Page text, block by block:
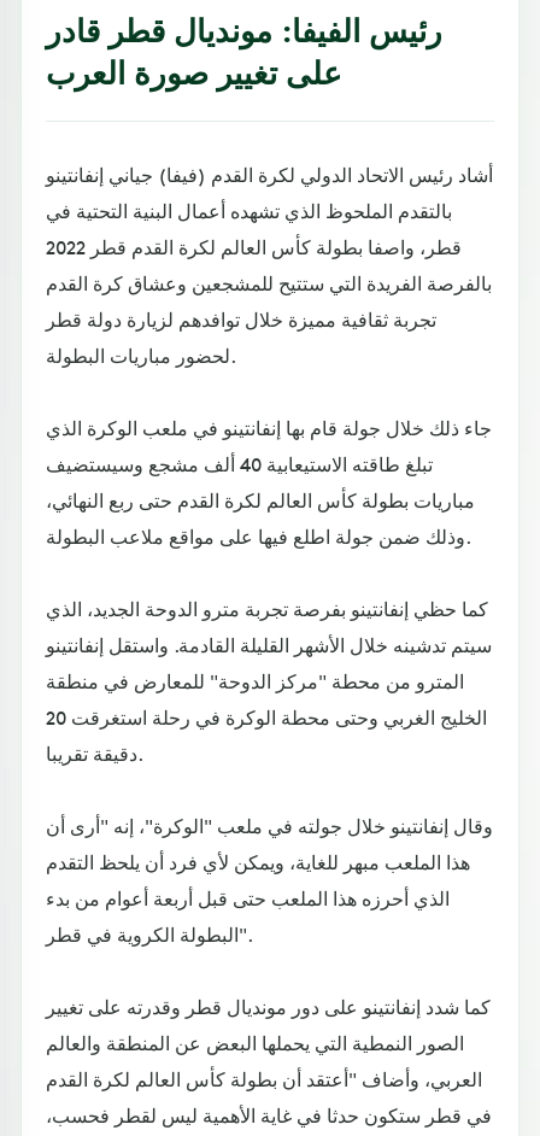
رئيس الفيفا: مونديال قطر قادر
على تغيير صورة العرب
أشاد رئيس الاتحاد الدولي لكرة القدم (فيفا) جياني إنفانتينو
بالتقدم الملحوظ الذي تشهده أعمال البنية التحتية في
قطر، واصفا بطولة كأس العالم لكرة القدم قطر 2022
بالفرصة الفريدة التي ستتيح للمشجعين وعشاق كرة القدم
تجربة ثقافية مميزة خلال توافدهم لزيارة دولة قطر
لحضور مباريات البطولة.
جاء ذلك خلال جولة قام بها إنفانتينو في ملعب الوكرة الذي
تبلغ طاقته الاستيعابية 40 ألف مشجع وسيستضيف
مباريات بطولة كأس العالم لكرة القدم حتى ربع النهائي،
وذلك ضمن جولة اطلع فيها على مواقع ملاعب البطولة.
كما حظي إنفانتينو بفرصة تجربة مترو الدوحة الجديد، الذي
سيتم تدشينه خلال الأشهر القليلة القادمة. واستقل إنفانتينو
المترو من محطة "مركز الدوحة" للمعارض في منطقة
الخليج الغربي وحتى محطة الوكرة في رحلة استغرقت 20
دقيقة تقريبا.
وقال إنفانتينو خلال جولته في ملعب "الوكرة"، إنه "أرى أن
هذا الملعب مبهر للغاية، ويمكن لأي فرد أن يلحظ التقدم
الذي أحرزه هذا الملعب حتى قبل أربعة أعوام من بدء
البطولة الكروية في قطر".
كما شدد إنفانتينو على دور مونديال قطر وقدرته على تغيير
الصور النمطية التي يحملها البعض عن المنطقة والعالم
العربي، وأضاف "أعتقد أن بطولة كأس العالم لكرة القدم
في قطر ستكون حدثا في غاية الأهمية ليس لقطر فحسب،